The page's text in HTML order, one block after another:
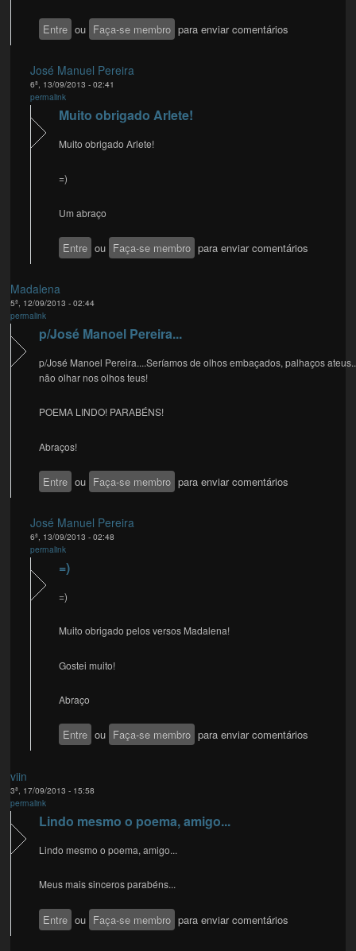
Entre ou Faça-se membro para enviar comentários
José Manuel Pereira
6ª, 13/09/2013 - 02:41
permalink
Muito obrigado Arlete!
Muito obrigado Arlete!
=)
Um abraço
Entre ou Faça-se membro para enviar comentários
Madalena
5ª, 12/09/2013 - 02:44
permalink
p/José Manoel Pereira...
p/José Manoel Pereira....Seríamos de olhos embaçados, palhaços
não olhar nos olhos teus!
POEMA LINDO! PARABÉNS!
Abraços!
Entre ou Faça-se membro para enviar comentários
José Manuel Pereira
6ª, 13/09/2013 - 02:48
permalink
=)
=)
Muito obrigado pelos versos Madalena!
Gostei muito!
Abraço
Entre ou Faça-se membro para enviar comentários
viin
3ª, 17/09/2013 - 15:58
permalink
Lindo mesmo o poema, amigo...
Lindo mesmo o poema, amigo...
Meus mais sinceros parabéns...
Entre ou Faça-se membro para enviar comentários